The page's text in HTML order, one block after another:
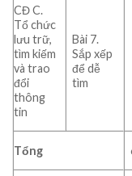
CĐ C.
Tổ chức
lưu trữ,
tìm kiếm
và trao
đổi
thông
tin
Bài 7.
Sắp xếp
để dễ
tìm
Tổng